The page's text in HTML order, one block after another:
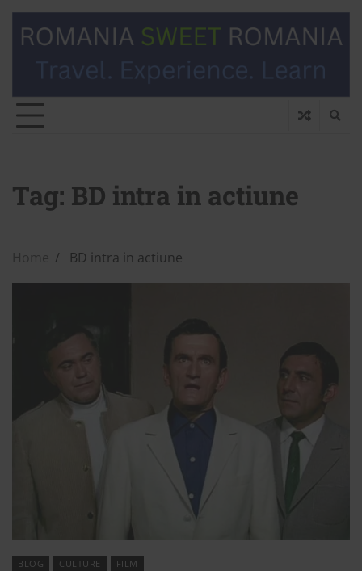
Tag: BD intra in actiune
Home BD intra in actiune
BLOG CULTURE FILM